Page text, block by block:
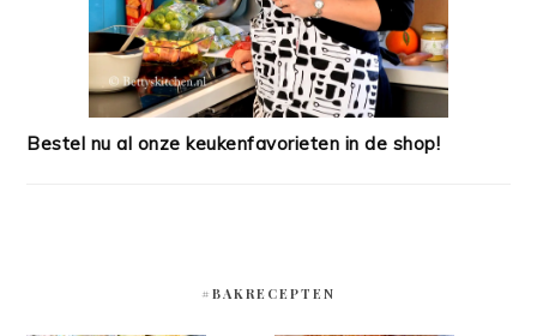
Bestel nu al onze keukenfavorieten in de shop!
#BAKRECEPTEN